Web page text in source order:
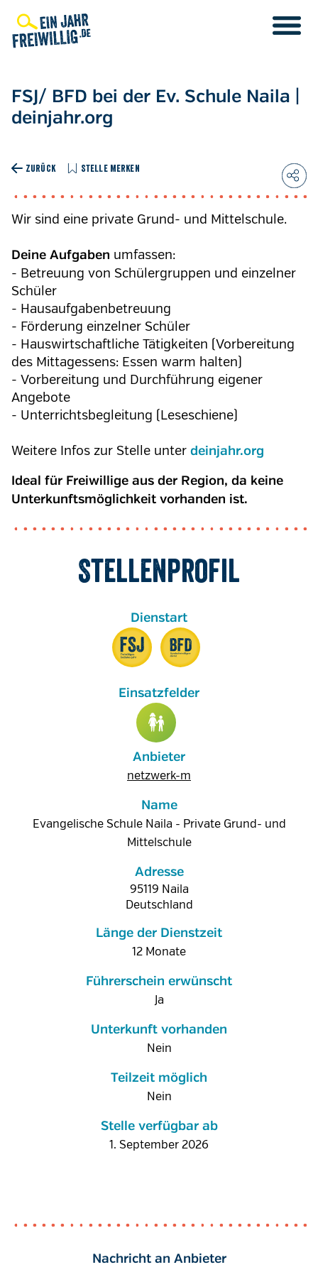
zum
Inhalt
FSJ/ BFD bei der Ev. Schule Naila |
deinjahr.org
ZURÜCK STELLE MERKEN
Wir sind eine private Grund- und Mittelschule.
Deine Aufgaben umfassen:
- Betreuung von Schülergruppen und einzelner
Schüler
- Hausaufgabenbetreuung
- Förderung einzelner Schüler
- Hauswirtschaftliche Tätigkeiten (Vorbereitung
des Mittagessens: Essen warm halten)
- Vorbereitung und Durchführung eigener
Angebote
- Unterrichtsbegleitung (Leseschiene)
Weitere Infos zur Stelle unter deinjahr.org
Ideal für Freiwillige aus der Region, da keine
Unterkunftsmöglichkeit vorhanden ist.
Stellenprofil
Anbieter
netzwerk-m
Name
Evangelische Schule Naila - Private Grund- und
Mittelschule
Adresse
95119 Naila
Deutschland
Länge der Dienstzeit
12 Monate
Führerschein erwünscht
Ja
Unterkunft vorhanden
Nein
Teilzeit möglich
Nein
Stelle verfügbar ab
1. September 2026
Nachricht an Anbieter